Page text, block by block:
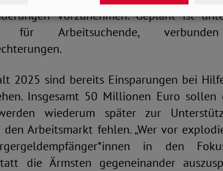
vorzunehmen. Geplant ist
für Arbeitsuchende,
2025 sind bereits Einsparungen bei
Insgesamt 50 Millionen Euro sollen
wiederum später zur
Arbeitsmarkt fehlen. „Wer vor
in den
die Ärmsten gegeneinander